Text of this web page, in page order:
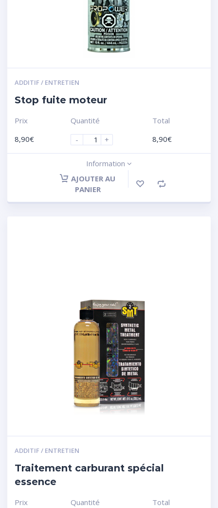
ADDITIF / ENTRETIEN
Stop fuite moteur
Prix
8,90€
Quantité
-
+
Total
8,90€
Information
AJOUTER AU
PANIER
ADDITIF / ENTRETIEN
Traitement carburant spécial
essence
Prix Quantité Total